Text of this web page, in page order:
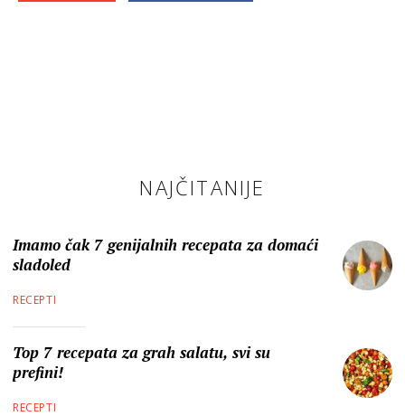
NAJČITANIJE
Imamo čak 7 genijalnih recepata za domaći
sladoled
RECEPTI
Top 7 recepata za grah salatu, svi su
prefini!
RECEPTI